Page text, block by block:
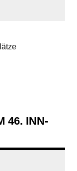
46. INN-